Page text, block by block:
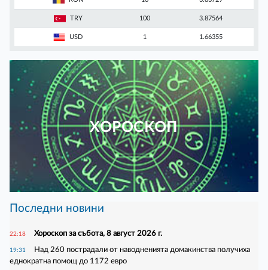
TRY 100 3.87564
USD 1 1.66355
ХОРОСКОП
Последни новини
22:18 Хороскоп за събота, 8 август 2026 г.
19:31
Над 260 пострадали от наводненията домакинства получиха
еднократна помощ до 1172 евро